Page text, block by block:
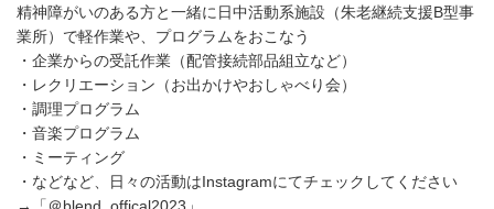
精神障がいのある方と一緒に日中活動系施設（朱老継続支援B型事
業所）で軽作業や、プログラムをおこなう
・企業からの受託作業（配管接続部品組立など）
・レクリエーション（お出かけやおしゃべり会）
・調理プログラム
・音楽プログラム
・ミーティング
・などなど、日々の活動はInstagramにてチェックしてください